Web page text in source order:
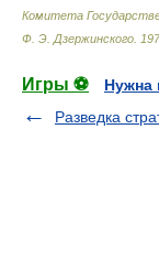
Комитета
Ф. Э. Дзержинского
Игры ⚽
Нужна
Разведка